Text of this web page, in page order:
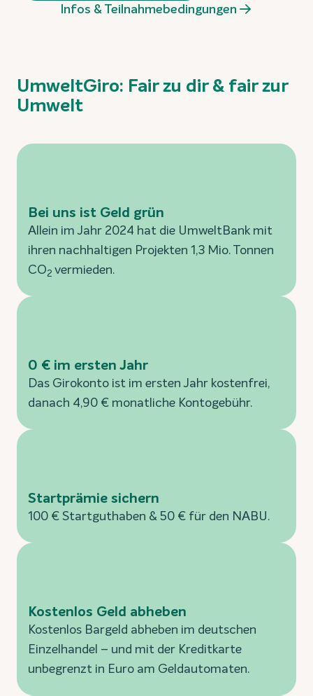
Infos & Teilnahmebedingungen
UmweltGiro: Fair zu dir & fair zur
Umwelt
Bei uns ist Geld grün
Allein im Jahr 2024 hat die UmweltBank mit
ihren nachhaltigen Projekten 1,3 Mio. Tonnen
CO2 vermieden.
0 € im ersten Jahr
Das Girokonto ist im ersten Jahr kostenfrei,
danach 4,90 € monatliche Kontogebühr.
Startprämie sichern
100 € Startguthaben & 50 € für den NABU.
Kostenlos Geld abheben
Kostenlos Bargeld abheben im deutschen
Einzelhandel – und mit der Kreditkarte
unbegrenzt in Euro am Geldautomaten.